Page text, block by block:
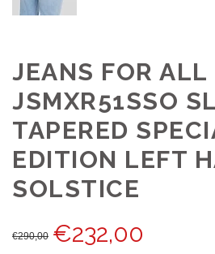
JEANS FOR
JSMXR51SSO
TAPERED
EDITION LEFT
SOLSTICE
€290,00 €232,00